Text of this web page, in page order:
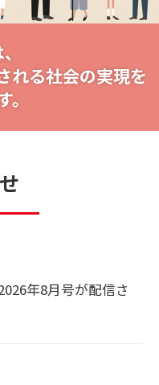
起こりうる
推進するために、
作成しました。
れる社会の実現を
年8月号が配信さ